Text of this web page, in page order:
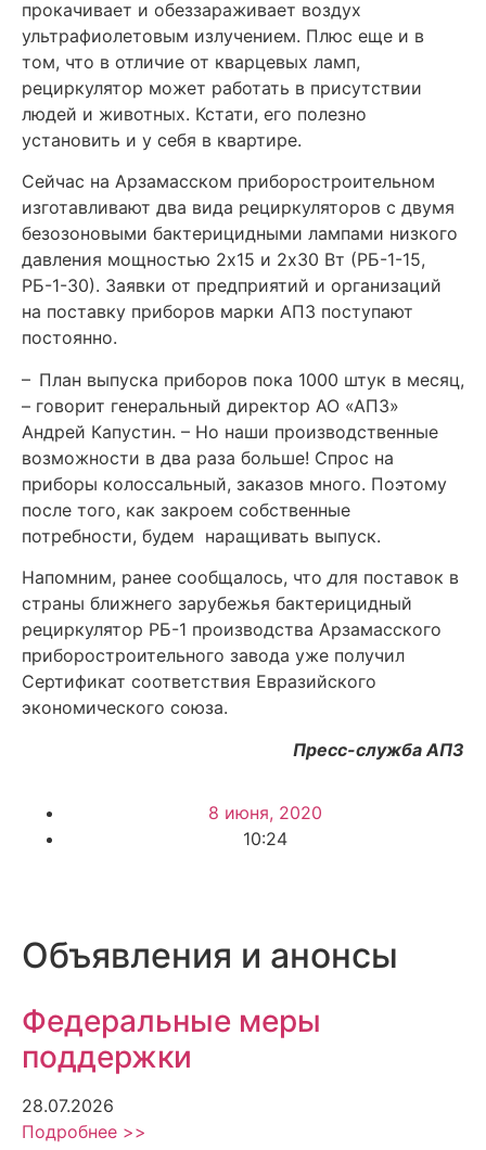
прокачивает и обеззараживает воздух
ультрафиолетовым излучением. Плюс еще и в
том, что в отличие от кварцевых ламп,
рециркулятор может работать в присутствии
людей и животных. Кстати, его полезно
установить и у себя в квартире.
Сейчас на Арзамасском приборостроительном
изготавливают два вида рециркуляторов с двумя
безозоновыми бактерицидными лампами низкого
давления мощностью 2х15 и 2х30 Вт (РБ-1-15,
РБ-1-30). Заявки от предприятий и организаций
на поставку приборов марки АПЗ поступают
постоянно.
– План выпуска приборов пока 1000 штук в месяц,
– говорит генеральный директор АО «АПЗ»
Андрей Капустин. – Но наши производственные
возможности в два раза больше! Спрос на
приборы колоссальный, заказов много. Поэтому
после того, как закроем собственные
потребности, будем наращивать выпуск.
Напомним, ранее сообщалось, что для поставок в
страны ближнего зарубежья бактерицидный
рециркулятор РБ-1 производства Арзамасского
приборостроительного завода уже получил
Сертификат соответствия Евразийского
экономического союза.
Пресс-служба АПЗ
8 июня, 2020
10:24
Объявления и анонсы
Федеральные меры
поддержки
28.07.2026
Подробнее >>